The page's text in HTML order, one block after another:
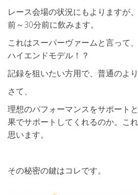
レース会場の状況にもよりますが
前～30分前に飲みます。
これはスーパーヴァームと言って
ハイエンドモデル！？
記録を狙いたい方用で、普通のよ
さて、
理想のパフォーマンスをサポート
果でサポートしてくれるのか。こ
思います。
その秘密の鍵はコレです。